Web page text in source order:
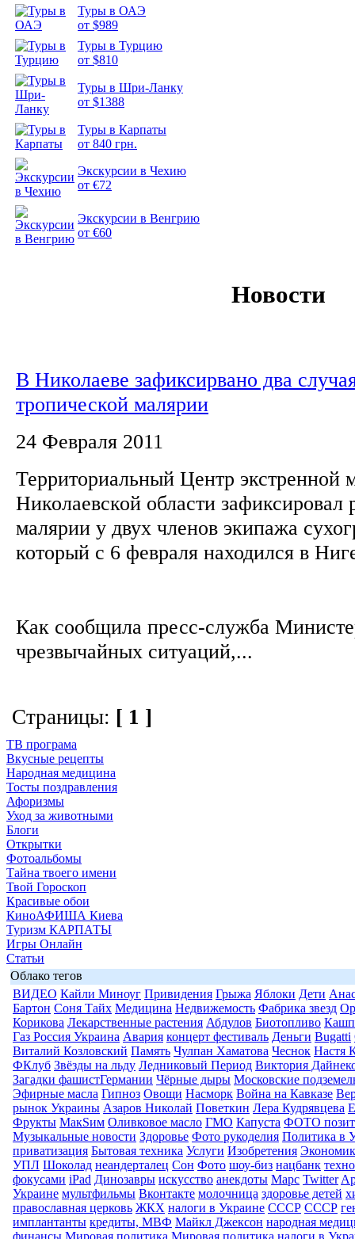
Туры в ОАЭ
от $989
Туры в Турцию
от $810
Туры в Шри-Ланку
от $1388
Туры в Карпаты
от 840 грн.
Экскурсии в Чехию
от €72
Экскурсии в Венгрию
от €60
Новости
В Николаеве зафиксирвано два
тропической малярии
24 Февраля 2011
Территориальный Центр экстренной
Николаевской области зафиксировал
малярии у двух членов экипажа
который с 6 февраля находился в
Как сообщила пресс-служба
чрезвычайных ситуаций,...
Страницы: [ 1 ]
ТВ програма
Вкусные рецепты
Народная медицина
Тосты поздравления
Афоризмы
Уход за животными
Блоги
Открытки
Фотоальбомы
Тайна твоего имени
Твой Гороскоп
Красивые обои
КиноАФИША Киева
Туризм КАРПАТЫ
Игры Онлайн
Статьи
Облако тегов
ВИДЕО Кайли Миноуг Привидения Грыжа Яблоки Дети
Бартон Соня Тайх Медицина Недвижемость Фабрика звезд
Корикова Лекарственные растения Абдулов Биотопливо
Газ Россия Украина Авария концерт фестиваль Деньги Bugatti
Виталий Козловский Память Чулпан Хаматова Чеснок Настя
ФКлуб Звёзды на льду Ледниковый Период Виктория
Загадки фашистГермании Чёрные дыры Московские
Эфирные масла Гипноз Овощи Насморк Война на Кавказе
рынок Украины Азаров Николай Поветкин Лера Кудрявцева
Фрукты МакSим Оливковое масло ГМО Капуста ФОТО
Музыкальные новости Здоровье Фото рукоделия Политика в
приватизация Бытовая техника Услуги Изобретения
УПЛ Шоколад неандерталец Сон Фото шоу-биз нацбанк
фокусами iPad Динозавры искусство анекдоты Марс Twitter
Украине мультфильмы Вконтакте молочница здоровье детей
православная церковь ЖКХ налоги в Украине СССР СССР
имплантанты кредиты, МВФ Майкл Джексон народная
финансы Мировая политика Мировая политика налоги в